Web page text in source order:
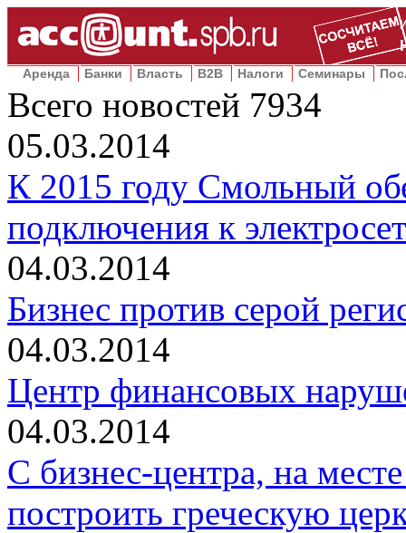
Аренда Банки Власть B2B Налоги Семинары
Всего новостей 7934
05.03.2014
К 2015 году Смольный
подключения к
04.03.2014
Бизнес против серой
04.03.2014
Центр финансовых
04.03.2014
С бизнес-центра, на
построить греческую